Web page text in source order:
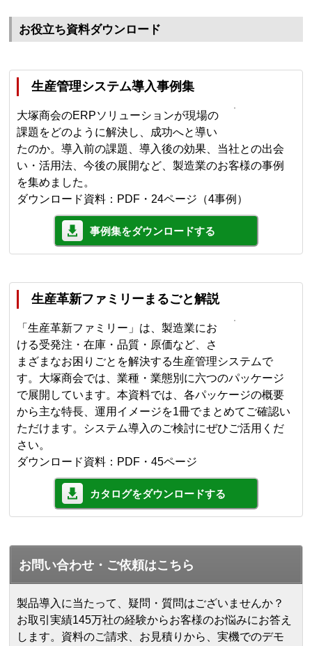
お役立ち資料ダウンロード
生産管理システム導入事例集
大塚商会のERPソリューションが現場の
課題をどのように解決し、成功へと導い
たのか。導入前の課題、導入後の効果、当社との出会
い・活用法、今後の展開など、製造業のお客様の事例
を集めました。
ダウンロード資料：PDF・24ページ（4事例）
事例集をダウンロードする
生産革新ファミリーまるごと解説
「生産革新ファミリー」は、製造業にお
ける受発注・在庫・品質・原価など、さ
まざまなお困りごとを解決する生産管理システムで
す。大塚商会では、業種・業態別に六つのパッケージ
で展開しています。本資料では、各パッケージの概要
から主な特長、運用イメージを1冊でまとめてご確認い
ただけます。システム導入のご検討にぜひご活用くだ
さい。
ダウンロード資料：PDF・45ページ
カタログをダウンロードする
お問い合わせ・ご依頼はこちら
製品導入に当たって、疑問・質問はございませんか？
お取引実績145万社の経験からお客様のお悩みにお答え
します。 資料のご請求、お見積りから、実機でのデモ